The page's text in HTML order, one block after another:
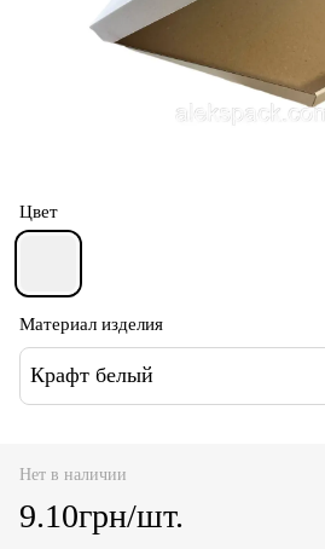
Цвет
Материал изделия
Крафт белый
Нет в наличии
9.10грн/шт.